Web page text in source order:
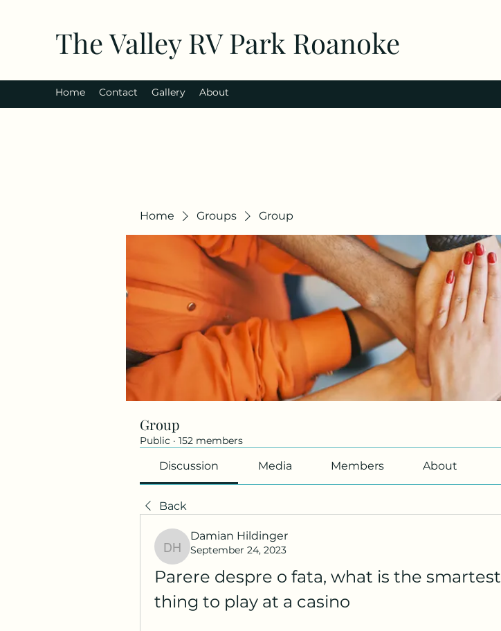
The Valley RV Park Roanoke
Home Contact Gallery About
Home Groups Group
Group
Public · 152 members
Discussion Media Members About
Back
Damian Hildinger
Damian Hildinger
September 24, 2023
Parere despre o fata, what is the smartest
thing to play at a casino